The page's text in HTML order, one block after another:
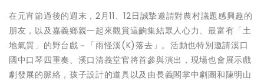
在元宵節過後的週末，2月11、12日誠摯邀請對農村議題感興趣的
朋友，以及嘉義鄉親一起來觀賞這齣集結眾人心力、最富有「土
地氣質」的野台戲－「雨怪溪(K)落去」。活動也特別邀請溪口
國中口琴四重奏、溪口清義堂官將首參與演出，現場也會展示戲
劇發展的脈絡，孩子設計的道具以及由長義閣掌中劇團和陳明山